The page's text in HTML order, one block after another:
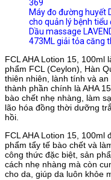
369
Máy đo đường huyết
cho quản lý bệnh tiểu
Dầu massage
473ML giải tỏa căng
FCL AHA Lotion 15,
phẩm FCL (Ceylon), Hàn
thiên nhiên, lành tính và
thành phần chính là AHA
bào chết nhẹ nhàng, làm
lão hóa đồng thời dưỡng
hồi.
FCL AHA Lotion 15,
phẩm tẩy tế bào chết và
công thức đặc biệt, sản
cách nhẹ nhàng mà còn
cho da, giúp da luôn khỏe